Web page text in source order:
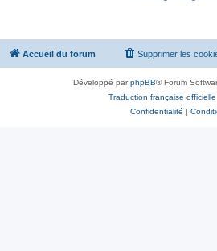
Accueil du forum Supprimer les
Développé parphpBB® Forum
Traduction française officielle
Confidentialité |